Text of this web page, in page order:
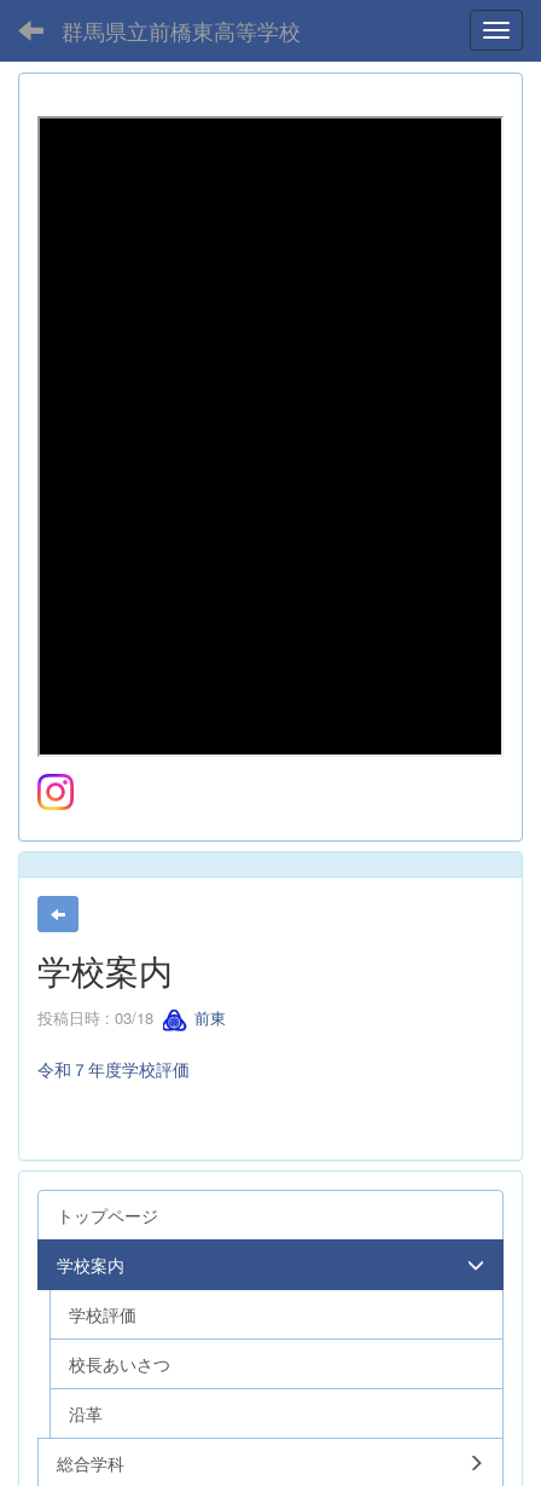
群馬県立前橋東高等学校
学校案内
投稿日時 : 03/18 前東
令和７年度学校評価
トップページ
学校案内
学校評価
校長あいさつ
沿革
総合学科